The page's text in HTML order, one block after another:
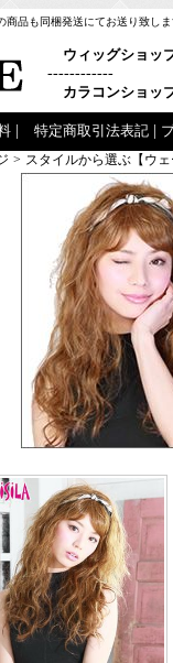
商品も同梱発送にてお送り致し
ウィッグショッ
------------
カラコンショッ
特定商取引法表記
> スタイルから選ぶ【ウ